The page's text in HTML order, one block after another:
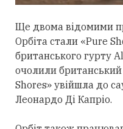
Ще двома відомими
Орбіта стали «Pure
британського гурту
очолили
Shores» увійшла до
Леонардо Ді Капріо.